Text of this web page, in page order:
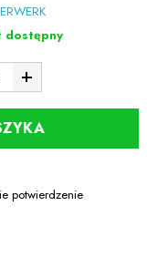
dostępny
potwierdzenie